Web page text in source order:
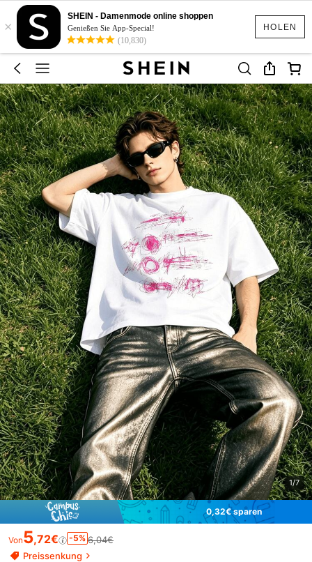
HOLEN
×
SHEIN - Damenmode online shoppen
Genießen Sie App-Special!
(10,830)
1/7
0,32€ sparen
Von5,72€ -5% 6,04€
Preissenkung